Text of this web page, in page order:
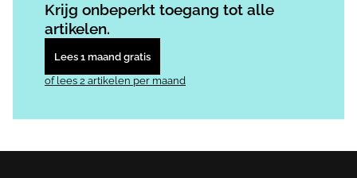
Krijg onbeperkt toegang tot alle
artikelen.
Lees 1 maand gratis
of lees 2 artikelen per maand